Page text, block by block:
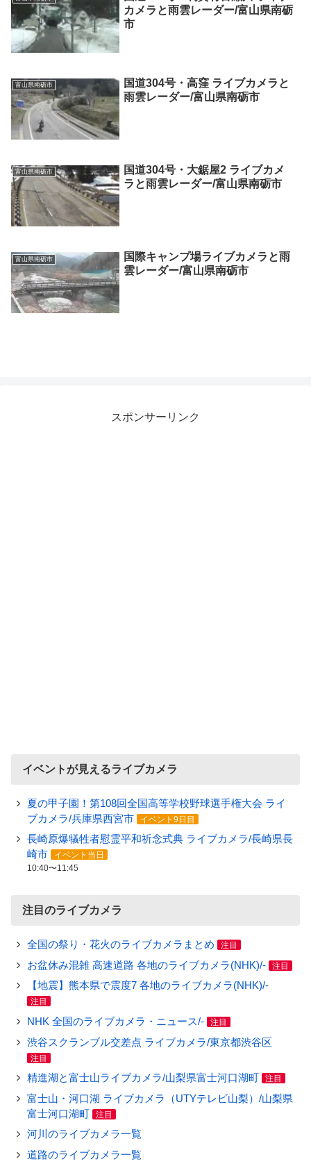
カメラと雨雲レーダー/富山県南砺
市
富山県南砺市
国道304号・高窪 ライブカメラと
雨雲レーダー/富山県南砺市
富山県南砺市
国道304号・大鋸屋2 ライブカメ
ラと雨雲レーダー/富山県南砺市
富山県南砺市
国際キャンプ場ライブカメラと雨
雲レーダー/富山県南砺市
スポンサーリンク
イベントが見えるライブカメラ
夏の甲子園！第108回全国高等学校野球選手権大会 ライ
ブカメラ/兵庫県西宮市
イベント9日目
長崎原爆犠牲者慰霊平和祈念式典 ライブカメラ/長崎県長
崎市
イベント当日
10:40〜11:45
注目のライブカメラ
全国の祭り・花火のライブカメラまとめ 注目
お盆休み混雑 高速道路 各地のライブカメラ(NHK)/- 注目
【地震】熊本県で震度7 各地のライブカメラ(NHK)/-
注目
NHK 全国のライブカメラ・ニュース/- 注目
渋谷スクランブル交差点 ライブカメラ/東京都渋谷区
注目
精進湖と富士山ライブカメラ/山梨県富士河口湖町 注目
富士山・河口湖 ライブカメラ（UTYテレビ山梨）/山梨県
富士河口湖町
注目
河川のライブカメラ一覧
道路のライブカメラ一覧